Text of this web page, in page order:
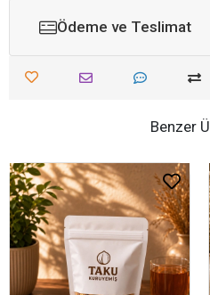
Ödeme ve Teslimat
Benzer